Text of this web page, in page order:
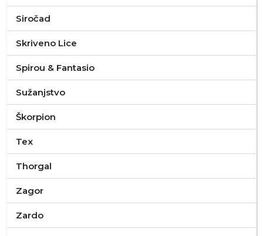
Siročad
Skriveno Lice
Spirou & Fantasio
Sužanjstvo
Škorpion
Tex
Thorgal
Zagor
Zardo